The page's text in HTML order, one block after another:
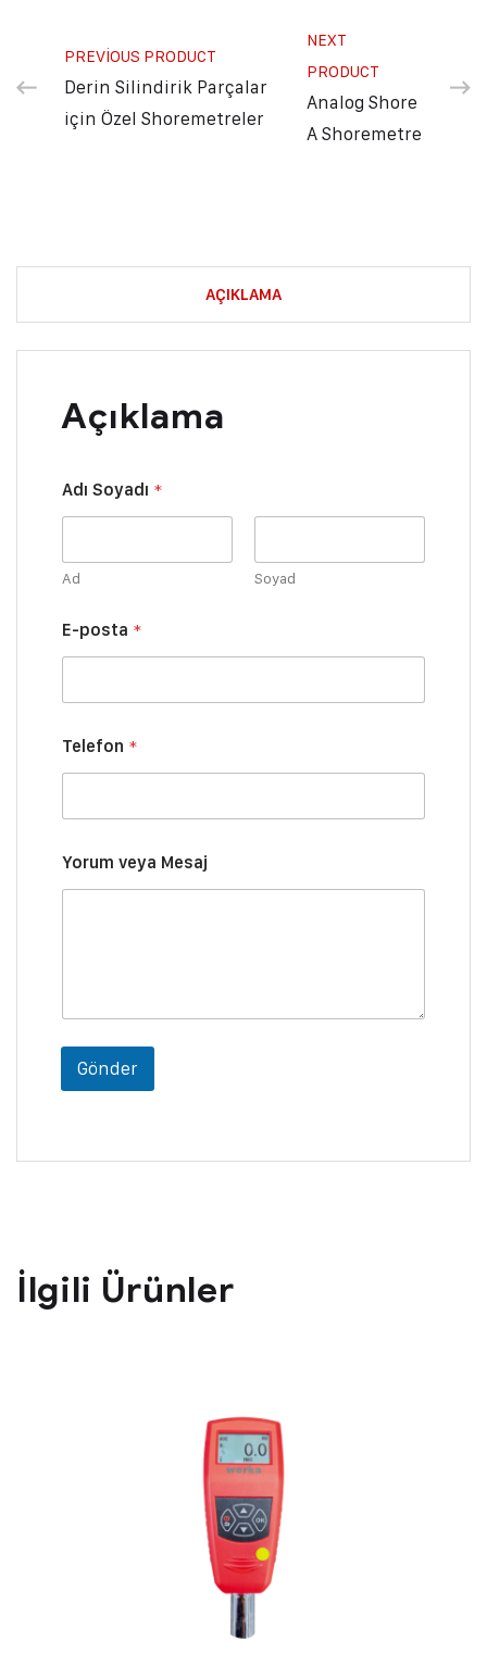
PREVIOUS PRODUCT
Derin Silindirik Parçalar
için Özel Shoremetreler
NEXT
PRODUCT
Analog Shore
A Shoremetre
AÇIKLAMA
Açıklama
Adı Soyadı *
Ad Soyad
Y
o
u
T
e
l
f
n
E-posta *
Telefon *
Yorum veya Mesaj
Gönder
İlgili Ürünler